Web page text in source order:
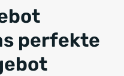
perfekte